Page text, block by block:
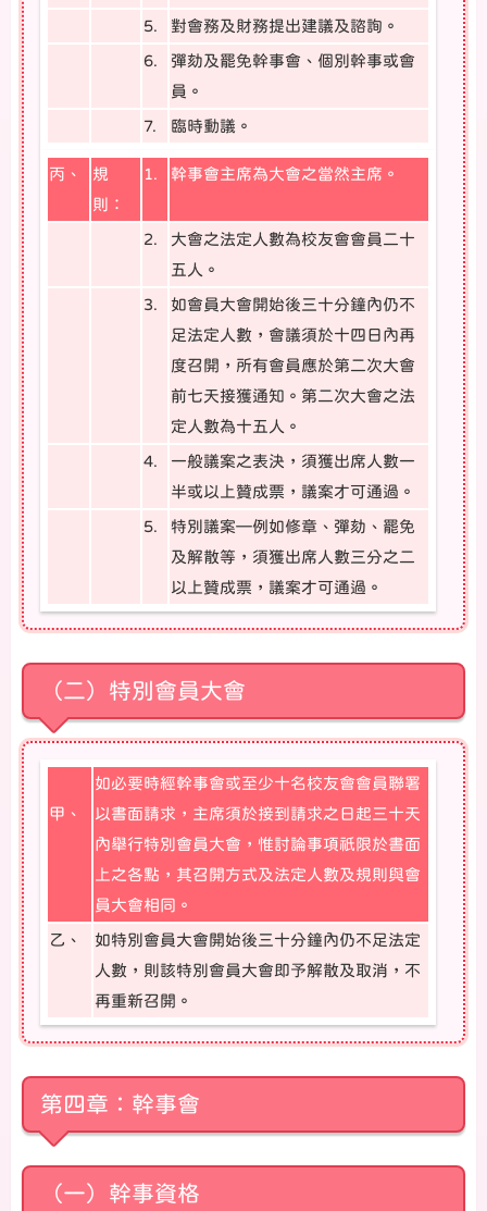
5. 對會務及財務提出建議及諮詢。
6.
彈劾及罷免幹事會、個別幹事或會
員。
7. 臨時動議。
丙、
規
則：
1. 幹事會主席為大會之當然主席。
2.
大會之法定人數為校友會會員二十
五人。
3.
如會員大會開始後三十分鐘內仍不
足法定人數，會議須於十四日內再
度召開，所有會員應於第二次大會
前七天接獲通知。第二次大會之法
定人數為十五人。
4.
一般議案之表決，須獲出席人數一
半或以上贊成票，議案才可通過。
5.
特別議案—例如修章、彈劾、罷免
及解散等，須獲出席人數三分之二
以上贊成票，議案才可通過。
（二）特別會員大會
甲、
如必要時經幹事會或至少十名校友會會員聯署
以書面請求，主席須於接到請求之日起三十天
內舉行特別會員大會，惟討論事項祇限於書面
上之各點，其召開方式及法定人數及規則與會
員大會相同。
乙、
如特別會員大會開始後三十分鐘內仍不足法定
人數，則該特別會員大會即予解散及取消，不
再重新召開。
第四章：幹事會
（一）幹事資格